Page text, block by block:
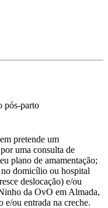
pós-parto
pretende um
uma consulta de
plano de amamentação;
no domicílio ou hospital
deslocação) e/ou
da OvO em Almada,
e/ou entrada na creche.